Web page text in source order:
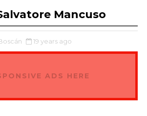
Mancuso
19 years ago
ADS HERE